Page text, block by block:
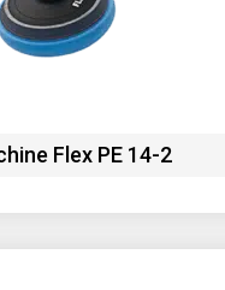
Flex PE 14-2